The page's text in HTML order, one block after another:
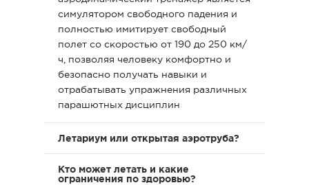
все еще раздумывает по поводу того,
определенно идти СТОИТ!!!! Советуем
всем! Приходите и не пожалеете)))
Были вдвоём с девушкой в субботу.
Очень понравилось. Особенно полёт
вместе с инструктором. Алексею
огромное спасибо! В следующий раз
Спасибо большое коллективу и
тренеру Александру в отдельности за
передать словами свои ощущения:
симулятором свободного падения и
полностью имитирует свободный
полет со скоростью от 190 до 250 км/
ч, позволяя человеку комфортно и
безопасно получать навыки и
отрабатывать упражнения различных
парашютных дисциплин
Летариум или открытая аэротруба?
Кто может летать и какие
ограничения по здоровью?